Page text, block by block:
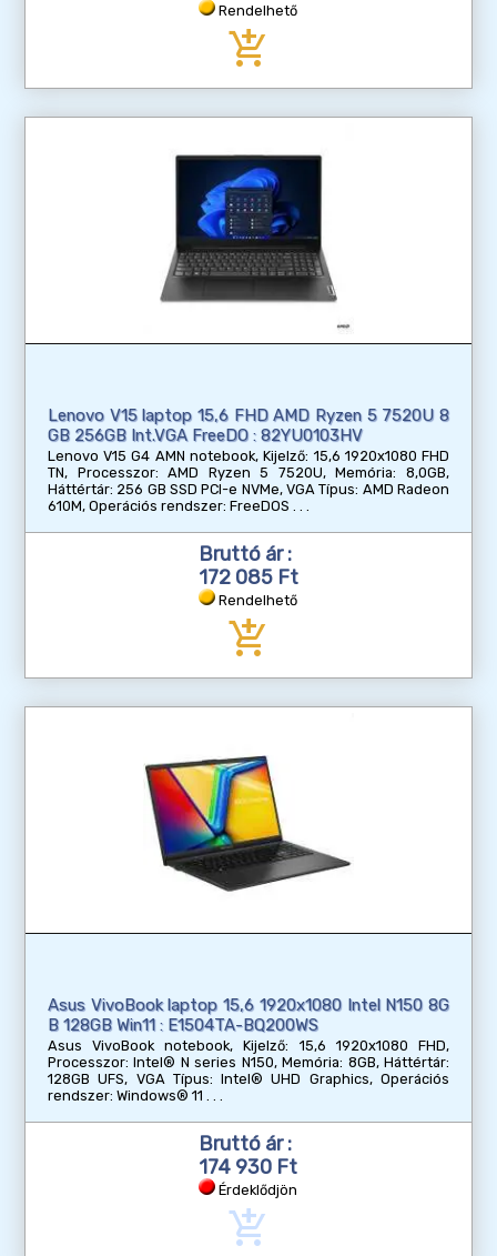
Rendelhető
add_shopping_cart
Lenovo V15 laptop 15,6 FHD AMD Ryzen 5 7520U 8
GB 256GB Int.VGA FreeDO : 82YU0103HV
Lenovo V15 G4 AMN notebook, Kijelző: 15,6 1920x1080 FHD
TN, Processzor: AMD Ryzen 5 7520U, Memória: 8,0GB,
Háttértár: 256 GB SSD PCI-e NVMe, VGA Típus: AMD Radeon
610M, Operációs rendszer: FreeDOS
Bruttó ár :
172 085 Ft
Rendelhető
add_shopping_cart
Asus VivoBook laptop 15,6 1920x1080 Intel N150 8G
B 128GB Win11 : E1504TA-BQ200WS
Asus VivoBook notebook, Kijelző: 15,6 1920x1080 FHD,
Processzor: Intel® N series N150, Memória: 8GB, Háttértár:
128GB UFS, VGA Típus: Intel® UHD Graphics, Operációs
rendszer: Windows® 11
Bruttó ár :
174 930 Ft
Érdeklődjön
add_shopping_cart